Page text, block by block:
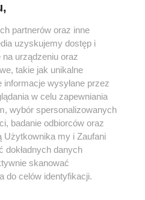
nie może być powielany i
w jakikolwiek sposób (w
na jakimkolwiek polu
włącznie z umieszczaniem w
praw. Jakiekolwiek użycie lub
w części z naruszeniem prawa,
pod groźbą kary i może być
partnerów oraz inne
uzyskujemy dostęp i
urządzeniu oraz
takie jak unikalne
wysyłane przez
w celu zapewniania
wybór spersonalizowanych
badanie odbiorców oraz
Użytkownika my i Zaufani
dokładnych danych
skanować
do celów identyfikacji.